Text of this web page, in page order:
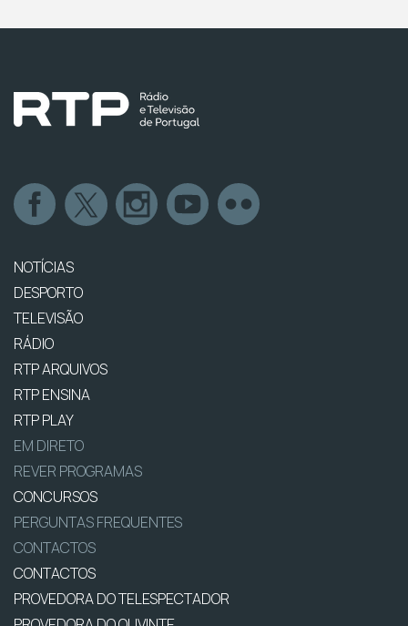
NOTÍCIAS
DESPORTO
TELEVISÃO
RÁDIO
RTP ARQUIVOS
RTP ENSINA
RTP PLAY
EM DIRETO
REVER PROGRAMAS
CONCURSOS
PERGUNTAS FREQUENTES
CONTACTOS
CONTACTOS
PROVEDORA DO TELESPECTADOR